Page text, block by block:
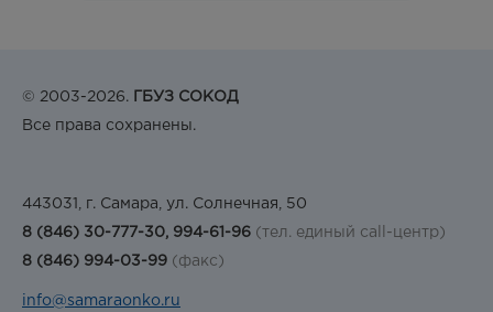
© 2003-2026. ГБУЗ СОКОД
Все права сохранены.
443031, г. Самара, ул. Солнечная, 50
8 (846) 30-777-30, 994-61-96 (тел. единый call-центр)
8 (846) 994-03-99 (факс)
info@samaraonko.ru